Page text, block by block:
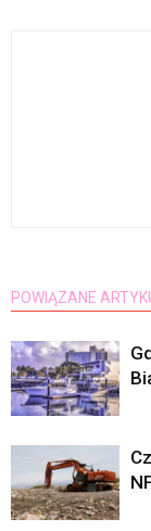
POWIĄZANE